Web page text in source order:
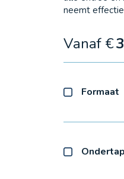
neemt
Vanaf €
Formaat